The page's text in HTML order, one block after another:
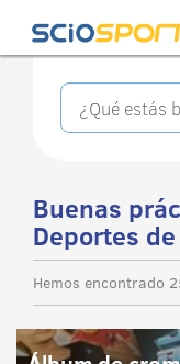
Buenas
Deportes
Hemos encontrado